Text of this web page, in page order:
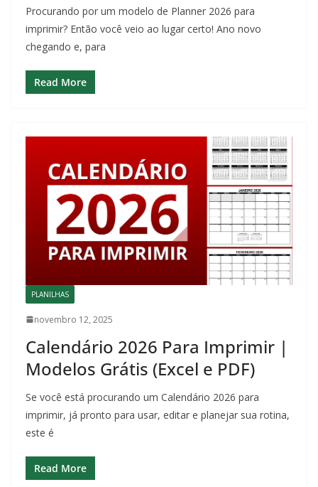
Procurando por um modelo de Planner 2026 para
imprimir? Então você veio ao lugar certo! Ano novo
chegando e, para
Read More
PLANILHAS
novembro 12, 2025
Calendário 2026 Para Imprimir |
Modelos Grátis (Excel e PDF)
Se você está procurando um Calendário 2026 para
imprimir, já pronto para usar, editar e planejar sua rotina,
este é
Read More